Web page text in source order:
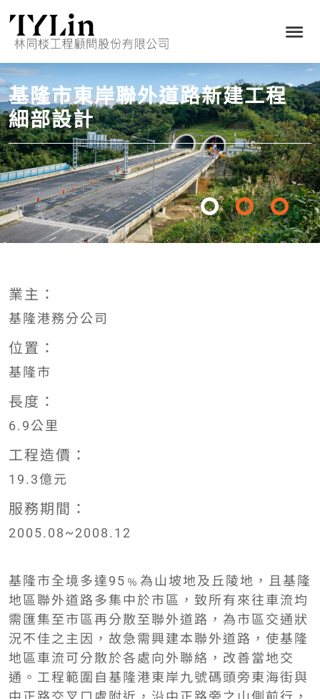
基隆市東岸聯外道路新建工程
細部設計
業主：
基隆港務分公司
位置：
基隆市
長度：
6.9公里
工程造價：
19.3億元
服務期間：
2005.08~2008.12
基隆市全境多達95﹪為山坡地及丘陵地，且基隆
地區聯外道路多集中於市區，致所有來往車流均
需匯集至市區再分散至聯外道路，為市區交通狀
況不佳之主因，故急需興建本聯外道路，使基隆
地區車流可分散於各處向外聯絡，改善當地交
通。工程範圍自基隆港東岸九號碼頭旁東海街與